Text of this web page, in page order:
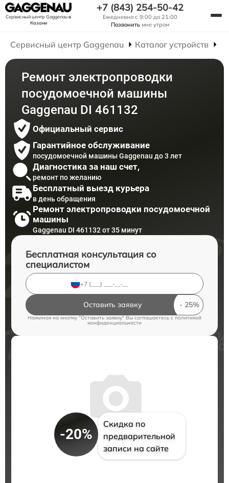
Сервисный центр Gaggenauв
Казани
+7 (843) 254-50-42
Ежедневно с 9:00 до 21:00
Позвонить мне утром
Сервисный центр Gaggenau Каталог устройств
Ремонт электропроводки
посудомоечной машины
Gaggenau DI 461132
Официальный сервис
Гарантийное обслуживание
посудомоечной машины Gaggenau до 3 лет
Диагностика за наш счет,
ремонт по желанию
Бесплатный выезд курьера
в день обращения
Ремонт электропроводки посудомоечной
машины
Gaggenau DI 461132 от 35 минут
Бесплатная консультация со
специалистом
Оставить заявку
Нажимая на кнопку "Оставить заявку" Вы соглашаетесь cполитикой
конфиденциальности
-20%
Скидка по
предварительной
записи на сайте